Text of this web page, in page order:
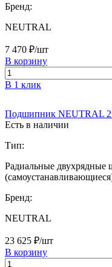
Бренд:
NEUTRAL
7 470 ₽/шт
В корзину
В 1 клик
Подшипник NEUTRAL
Есть в наличии
Тип:
Радиальные
Бренд:
NEUTRAL
23 625 ₽/шт
В корзину